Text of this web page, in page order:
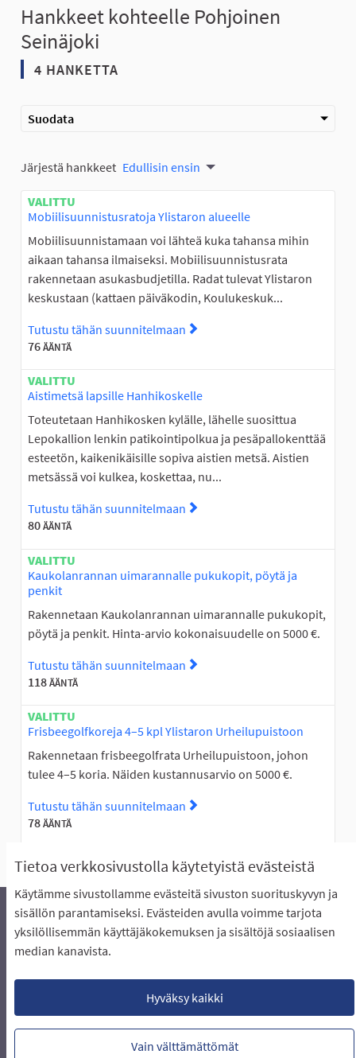
Tietoa verkkosivustolla käytetyistä evästeistä
Käytämme sivustollamme evästeitä sivuston suorituskyvyn ja
sisällön parantamiseksi. Evästeiden avulla voimme tarjota
yksilöllisemmän käyttäjäkokemuksen ja sisältöjä sosiaalisen
median kanavista.
Hyväksy kaikki
Vain välttämättömät
Hankkeet kohteelle Pohjoinen
Seinäjoki
4 HANKETTA
Suodata
Järjestä hankkeet Edullisin ensin
VALITTU
Mobiilisuunnistusratoja Ylistaron alueelle
Mobiilisuunnistamaan voi lähteä kuka tahansa mihin
aikaan tahansa ilmaiseksi. Mobiilisuunnistusrata
rakennetaan asukasbudjetilla. Radat tulevat Ylistaron
keskustaan (kattaen päiväkodin, Koulukeskuk...
Tutustu tähän suunnitelmaan
76ÄÄNTÄ
VALITTU
Aistimetsä lapsille Hanhikoskelle
Toteutetaan Hanhikosken kylälle, lähelle suosittua
Lepokallion lenkin patikointipolkua ja pesäpallokenttää
esteetön, kaikenikäisille sopiva aistien metsä. Aistien
metsässä voi kulkea, koskettaa, nu...
Tutustu tähän suunnitelmaan
80ÄÄNTÄ
VALITTU
Kaukolanrannan uimarannalle pukukopit, pöytä ja
penkit
Rakennetaan Kaukolanrannan uimarannalle pukukopit,
pöytä ja penkit. Hinta-arvio kokonaisuudelle on 5000 €.
Tutustu tähän suunnitelmaan
118ÄÄNTÄ
VALITTU
Frisbeegolfkoreja 4–5 kpl Ylistaron Urheilupuistoon
Rakennetaan frisbeegolfrata Urheilupuistoon, johon
tulee 4–5 koria. Näiden kustannusarvio on 5000 €.
Tutustu tähän suunnitelmaan
78ÄÄNTÄ
Äänestyksen pikaohjeet
Usein kysytyt kysymykset
Näin äänestät Asukasbudjetissa
Lataa avoimet datatiedostot
Evästeasetukset